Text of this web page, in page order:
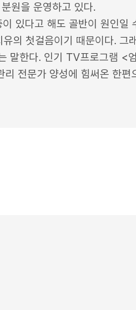
원을 운영하고 있다.
있다고 해도 골반이 원인일
의 첫걸음이기 때문이다. 그
말한다. 인기 TV프로그램 <
전문가 양성에 힘써온 한편